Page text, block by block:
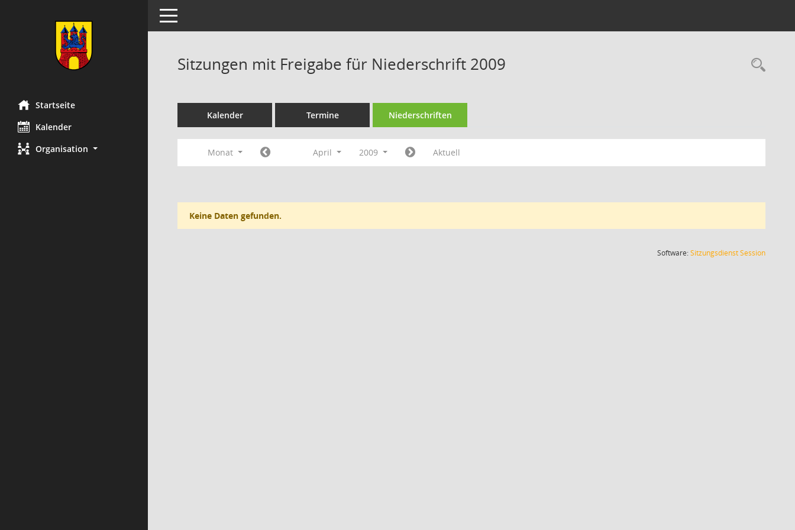
Startseite
Kalender
Organisation
Toggle navigation
Sitzungen mit Freigabe für Niederschrift 2009
Kalender Termine Niederschriften
Monat April 2009 Aktuell
Keine Daten gefunden.
Software:SitzungsdienstSession(Wird in